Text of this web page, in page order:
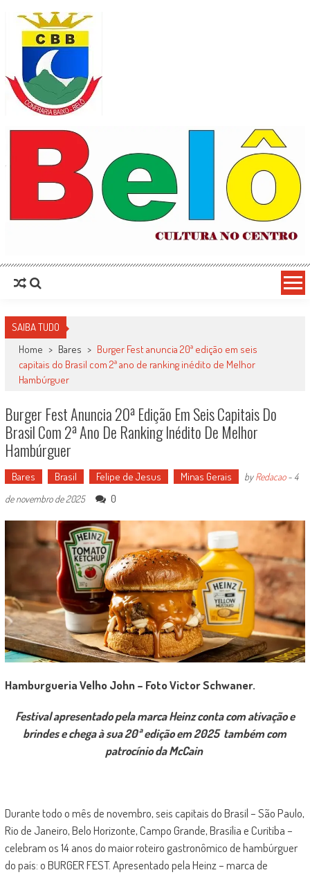
SAIBA TUDO
Home > Bares > Burger Fest anuncia 20ª edição em seis
capitais do Brasil com 2ª ano de ranking inédito de Melhor
Hambúrguer
Burger Fest Anuncia 20ª Edição Em Seis Capitais Do
Brasil Com 2ª Ano De Ranking Inédito De Melhor
Hambúrguer
Bares Brasil Felipe de Jesus Minas Gerais byRedacao- 4
de novembro de 2025
0
Hamburgueria Velho John – Foto Victor Schwaner.
Festival apresentado pela marca Heinz conta com ativação e
brindes e chega à sua 20ª edição em 2025 também com
patrocínio da McCain
Durante todo o mês de novembro, seis capitais do Brasil – São Paulo,
Rio de Janeiro, Belo Horizonte, Campo Grande, Brasília e Curitiba –
celebram os 14 anos do maior roteiro gastronômico de hambúrguer
do país: o BURGER FEST. Apresentado pela Heinz – marca de